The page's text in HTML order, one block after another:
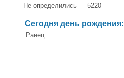
Не определились — 5220
Сегодня день рождения:
Ранец